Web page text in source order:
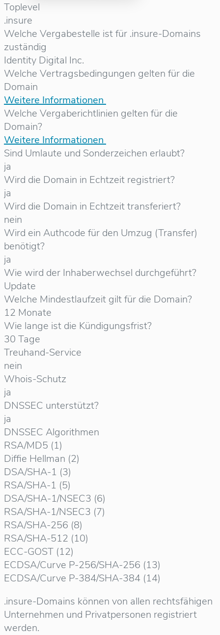
Toplevel
.insure
Welche Vergabestelle ist für .insure-Domains
zuständig
Identity Digital Inc.
Welche Vertragsbedingungen gelten für die
Domain
Weitere Informationen
Welche Vergaberichtlinien gelten für die
Domain?
Weitere Informationen
Sind Umlaute und Sonderzeichen erlaubt?
ja
Wird die Domain in Echtzeit registriert?
ja
Wird die Domain in Echtzeit transferiert?
nein
Wird ein Authcode für den Umzug (Transfer)
benötigt?
ja
Wie wird der Inhaberwechsel durchgeführt?
Update
Welche Mindestlaufzeit gilt für die Domain?
12 Monate
Wie lange ist die Kündigungsfrist?
30 Tage
Treuhand-Service
nein
Whois-Schutz
ja
DNSSEC unterstützt?
ja
DNSSEC Algorithmen
RSA/MD5 (1)
Diffie Hellman (2)
DSA/SHA-1 (3)
RSA/SHA-1 (5)
DSA/SHA-1/NSEC3 (6)
RSA/SHA-1/NSEC3 (7)
RSA/SHA-256 (8)
RSA/SHA-512 (10)
ECC-GOST (12)
ECDSA/Curve P-256/SHA-256 (13)
ECDSA/Curve P-384/SHA-384 (14)
.insure-Domains können von allen rechtsfähigen
Unternehmen und Privatpersonen registriert
werden.